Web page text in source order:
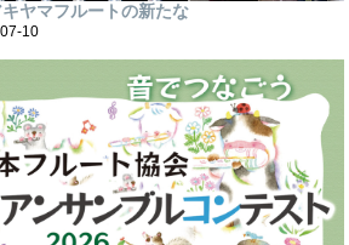
ヤマフルートの新たな
10